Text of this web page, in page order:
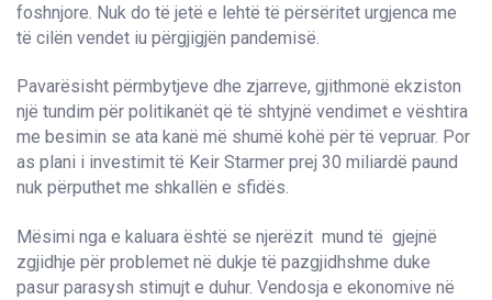
foshnjore. Nuk do të jetë e lehtë të përsëritet urgjenca me
të cilën vendet iu përgjigjën pandemisë.
Pavarësisht përmbytjeve dhe zjarreve, gjithmonë ekziston
një tundim për politikanët që të shtyjnë vendimet e vështira
me besimin se ata kanë më shumë kohë për të vepruar. Por
as plani i investimit të Keir Starmer prej 30 miliardë paund
nuk përputhet me shkallën e sfidës.
Mësimi nga e kaluara është se njerëzit mund të gjejnë
zgjidhje për problemet në dukje të pazgjidhshme duke
pasur parasysh stimujt e duhur. Vendosja e ekonomive në